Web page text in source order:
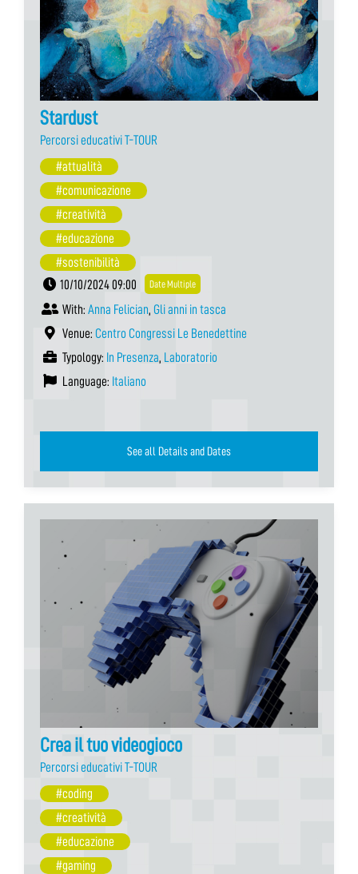
Stardust
Percorsi educativi T-TOUR
#attualità
#comunicazione
#creatività
#educazione
#sostenibilità
10/10/2024 09:00
Date Multiple
With: Anna Felician, Gli anni in tasca
Venue: Centro Congressi Le Benedettine
Typology: In Presenza, Laboratorio
Language: Italiano
See all Details and Dates
Crea il tuo videogioco
Percorsi educativi T-TOUR
#coding
#creatività
#educazione
#gaming